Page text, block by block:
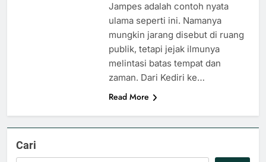
Jampes adalah contoh nyata
ulama seperti ini. Namanya
mungkin jarang disebut di ruang
publik, tetapi jejak ilmunya
melintasi batas tempat dan
zaman. Dari Kediri ke…
Read More
Cari